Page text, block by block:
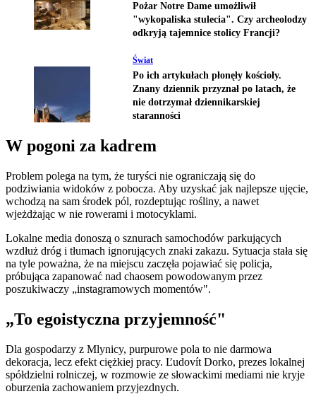
Pożar Notre Dame umożliwił
"wykopaliska stulecia". Czy archeolodzy
odkryją tajemnice stolicy Francji?
Świat
Po ich artykułach płonęły kościoły.
Znany dziennik przyznał po latach, że
nie dotrzymał dziennikarskiej
staranności
W pogoni za kadrem
Problem polega na tym, że turyści nie ograniczają się do
podziwiania widoków z pobocza. Aby uzyskać jak najlepsze ujęcie,
wchodzą na sam środek pól, rozdeptując rośliny, a nawet
wjeżdżając w nie rowerami i motocyklami.
Lokalne media donoszą o sznurach samochodów parkujących
wzdłuż dróg i tłumach ignorujących znaki zakazu. Sytuacja stała się
na tyle poważna, że na miejscu zaczęła pojawiać się policja,
próbująca zapanować nad chaosem powodowanym przez
poszukiwaczy „instagramowych momentów".
„To egoistyczna przyjemność"
Dla gospodarzy z Mlynicy, purpurowe pola to nie darmowa
dekoracja, lecz efekt ciężkiej pracy. Ľudovít Dorko, prezes lokalnej
spółdzielni rolniczej, w rozmowie ze słowackimi mediami nie kryje
oburzenia zachowaniem przyjezdnych.